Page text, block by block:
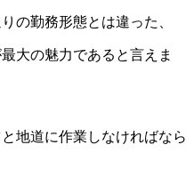
の勤務形態とは違った、
大の魅力であると言えま
地道に作業しなければなら